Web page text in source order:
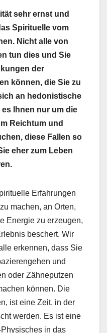
sehr ernst und
Spirituelle vom
Nicht alle von
tun dies und Sie
der
können, die Sie zu
an hedonistische
Ihnen nur um die
Reichtum und
diese Fallen so
eher zum Leben
Erfahrungen
machen, an Orten,
Energie zu erzeugen,
beschert. Wir
erkennen, dass Sie
und
oder Zähneputzen
können. Die
ist eine Zeit, in der
werden. Es ist eine
in das